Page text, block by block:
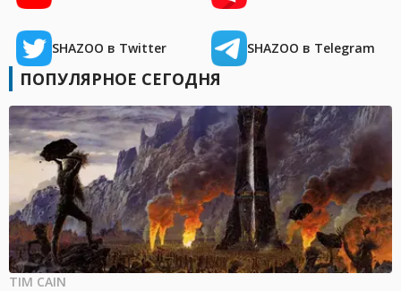
SHAZOO в Twitter SHAZOO в Telegram
ПОПУЛЯРНОЕ СЕГОДНЯ
TIM CAIN